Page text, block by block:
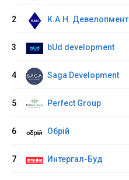
2 К.А.Н. Девелопмент
3 bUd development
4 Saga Development
5 Perfect Group
6 Обрій
7 Интергал-Буд